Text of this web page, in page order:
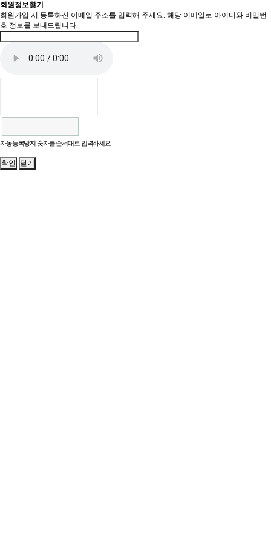
회원정보찾기
회원가입 시 등록하신 이메일 주소를 입력해 주세요. 해당 이메일로 아이디와 비밀번
호 정보를 보내드립니다.
자동등록방지 숫자를 순서대로 입력하세요.
확인 닫기